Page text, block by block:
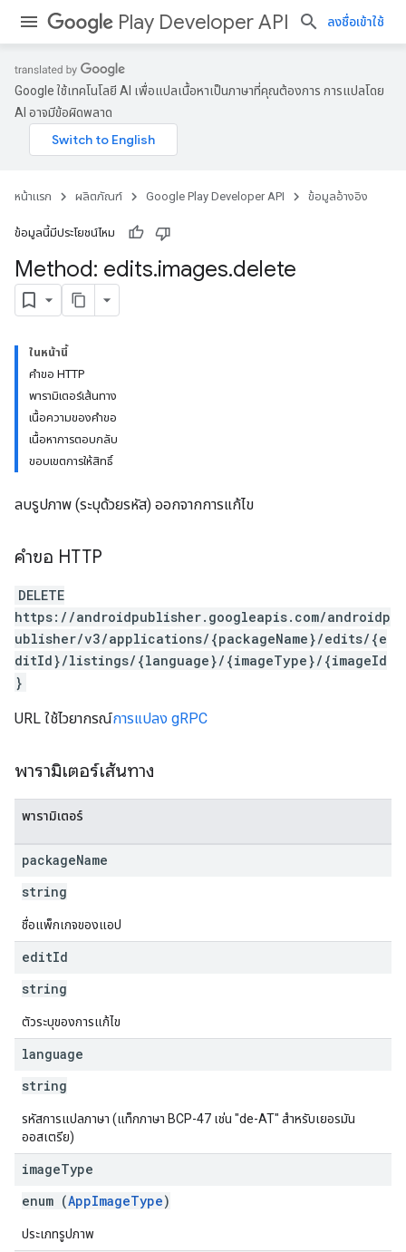
Play Developer API ลงชื่อเข้าใช้
Google ใช้เทคโนโลยี AI เพื่อแปลเนื้อหาเป็นภาษาที่คุณต้องการ การแปลโดย
AI อาจมีข้อผิดพลาด
หน้าแรก ผลิตภัณฑ์ Google Play Developer API ข้อมูลอ้างอิง
ข้อมูลนี้มีประโยชน์ไหม
Method: edits.images.delete
ในหน้านี้
คำขอ HTTP
พารามิเตอร์เส้นทาง
เนื้อความของคำขอ
เนื้อหาการตอบกลับ
ขอบเขตการให้สิทธิ์
ลบรูปภาพ (ระบุด้วยรหัส) ออกจากการแก้ไข
คำขอ HTTP
DELETE
https://androidpublisher.googleapis.com/androidp
ublisher/v3/applications/{packageName}/edits/{e
ditId}/listings/{language}/{imageType}/{imageId
}
URL ใช้ไวยากรณ์การแปลง gRPC
พารามิเตอร์เส้นทาง
พารามิเตอร์
packageName
string
ชื่อแพ็กเกจของแอป
editId
string
ตัวระบุของการแก้ไข
language
string
รหัสการแปลภาษา (แท็กภาษา BCP-47 เช่น "de-AT" สำหรับเยอรมัน
ออสเตรีย)
imageType
enum (AppImageType)
ประเภทรูปภาพ